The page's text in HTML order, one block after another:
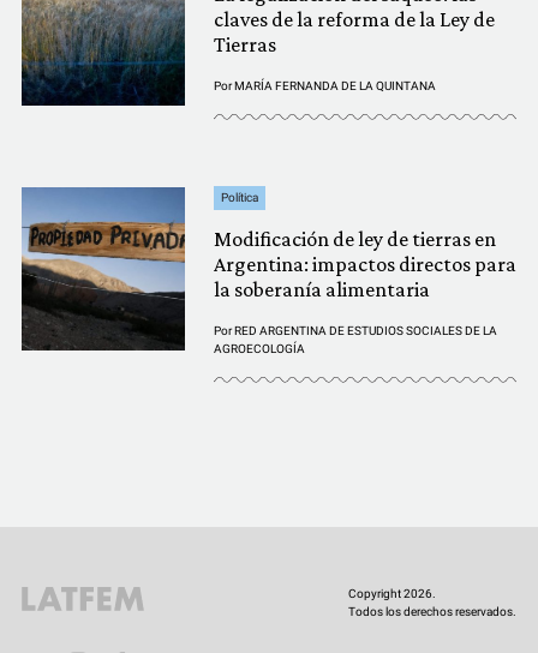
claves de la reforma de la Ley de
Tierras
PorMARÍA FERNANDA DE LA QUINTANA
Política
Modificación de ley de tierras en
Argentina: impactos directos para
la soberanía alimentaria
PorRED ARGENTINA DE ESTUDIOS SOCIALES DE LA
AGROECOLOGÍA
Copyright 2026.
Todos los derechos reservados.